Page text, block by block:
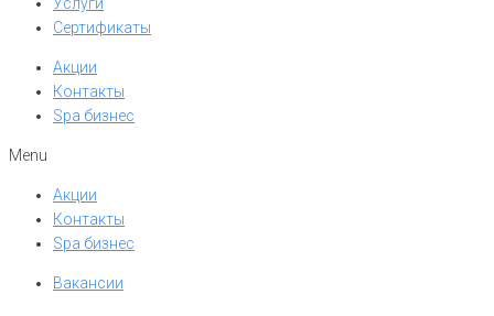
Сертификаты
Акции
Контакты
Spa бизнес
Menu
Акции
Контакты
Spa бизнес
Вакансии